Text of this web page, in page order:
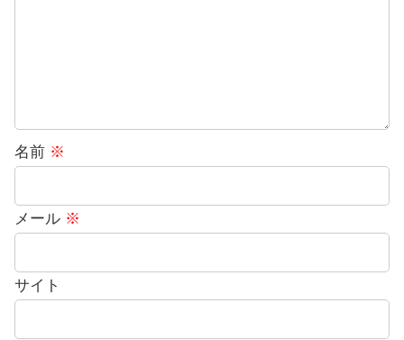
名前 ※
メール ※
サイト